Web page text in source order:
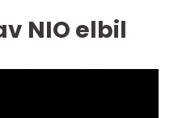
NIO elbil